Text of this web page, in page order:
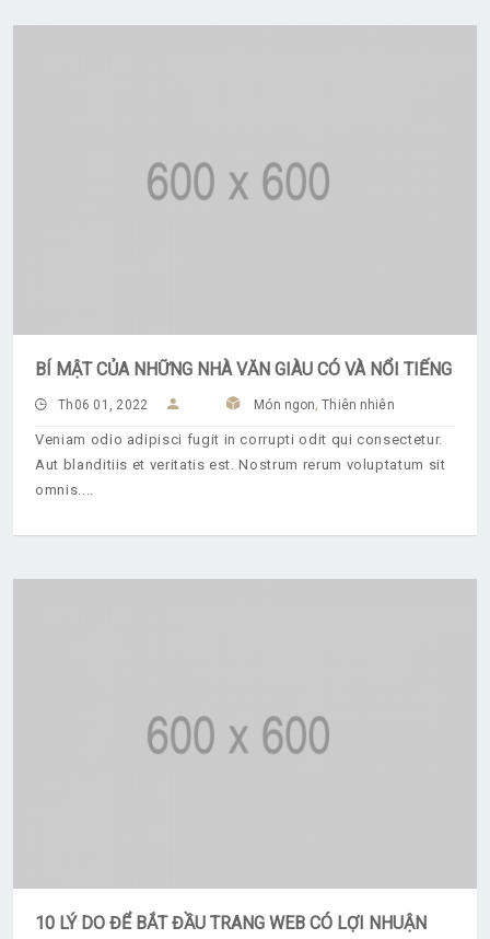
BÍ MẬT CỦA NHỮNG NHÀ VĂN GIÀU CÓ VÀ NỔI TIẾNG
Th06 01, 2022 Món ngon,Thiên nhiên
Veniam odio adipisci fugit in corrupti odit qui consectetur.
Aut blanditiis et veritatis est. Nostrum rerum voluptatum sit
omnis.
10 LÝ DO ĐỂ BẮT ĐẦU TRANG WEB CÓ LỢI NHUẬN